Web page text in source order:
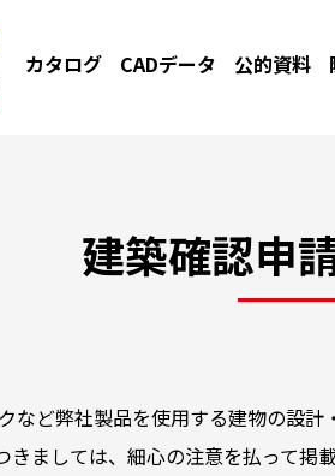
カタログ CADデータ 公的資料
建築確認申
など弊社製品を使用する建物の設
きましては、細心の注意を払って掲